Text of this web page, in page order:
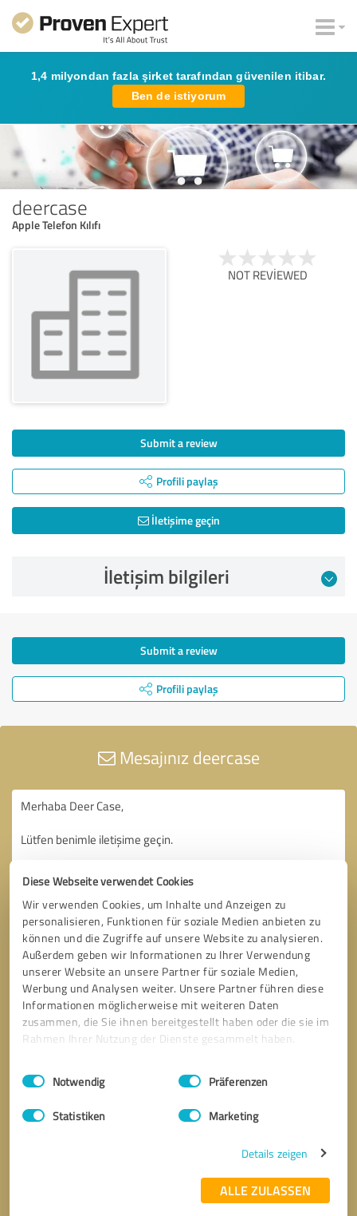
Diese Webseite verwendet Cookies
Wir verwenden Cookies, um Inhalte und Anzeigen zu
personalisieren, Funktionen für soziale Medien anbieten zu
können und die Zugriffe auf unsere Website zu analysieren.
Außerdem geben wir Informationen zu Ihrer Verwendung
unserer Website an unsere Partner für soziale Medien,
Werbung und Analysen weiter. Unsere Partner führen diese
Informationen möglicherweise mit weiteren Daten
zusammen, die Sie ihnen bereitgestellt haben oder die sie im
Rahmen Ihrer Nutzung der Dienste gesammelt haben.
Impressum Datenschutzbestimmungen
Einwilligungsauswahl
Notwendig Präferenzen
Statistiken Marketing
Details zeigen
ALLE ZULASSEN
1,4 milyondan fazla şirket tarafından güvenilen itibar.
Ben de istiyorum
deercase
Apple Telefon Kılıfı
NOT REVIEWED
Submit a review
Profili paylaş
İletişime geçin
İletişim bilgileri
Submit a review
Profili paylaş
Mesajınız deercase
Geri arama talebi